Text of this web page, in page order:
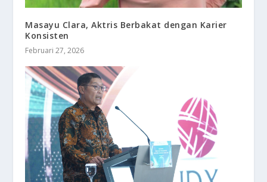
Masayu Clara, Aktris Berbakat dengan Karier
Konsisten
Februari 27, 2026